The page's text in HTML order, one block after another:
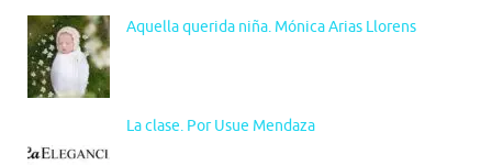
Aquella querida niña. Mónica Arias Llorens
La clase. Por Usue Mendaza